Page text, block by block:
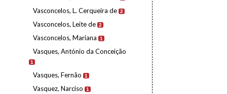
Vasconcelos, L. Cerqueira de 2
Vasconcelos, Leite de 2
Vasconcelos, Mariana 1
Vasques, António da Conceição
1
Vasques, Fernão 1
Vasquez, Narciso 1